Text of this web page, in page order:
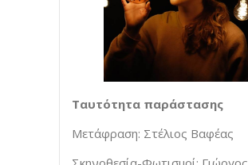
Tαυτότητα παράστασης
Μετάφραση: Στέλιος Βαφέας